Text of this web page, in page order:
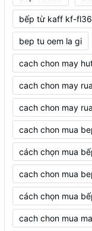
bếp từ kaff kf-
bep tu oem la gi
cach chon may
cach chon may
cach chon may
cach chon mua
cách chọn mua
cach chon mua
cách chọn mua
cach chon mua